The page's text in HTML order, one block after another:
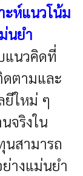
ะห์แนวโน้ม
นยำ
แนวคิดที่
ตามและ
ยีใหม่ ๆ
จริงใน
นสามารถ
างแม่นยำ